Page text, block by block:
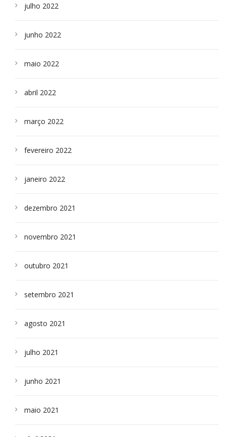
julho 2022
junho 2022
maio 2022
abril 2022
março 2022
fevereiro 2022
janeiro 2022
dezembro 2021
novembro 2021
outubro 2021
setembro 2021
agosto 2021
julho 2021
junho 2021
maio 2021